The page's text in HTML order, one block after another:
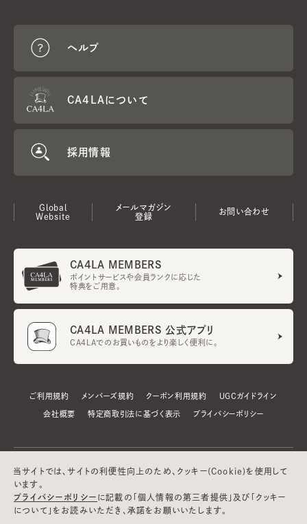
ヘルプ
CA4LAについて
採用情報
Global
Website
メールマガジン
登録
お問い合わせ
CA4LA MEMBERS
ポイントサービスや会員ランクに応じた
特典をご用意。
CA4LA MEMBERS 公式アプリ
CA4LAでのお買いものをより楽しく便利に。
ご利用規約 メンバーズ規約 クーポン利用規約 UGCガイドライン
会社概要 特定商取引法に基づく表示 プライバシーポリシー
当サイトでは、サイトの利便性向上のため、クッキー(Cookie)を使用して
います。
プライバシーポリシー に記載の「個人情報の第三者提供」及び「クッキー
について」をお読みいただき、承諾をお願いいたします。